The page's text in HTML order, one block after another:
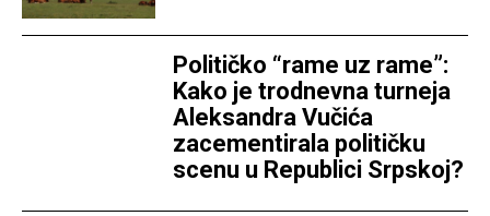
Političko “rame uz rame”:
Kako je trodnevna turneja
Aleksandra Vučića
zacementirala političku
scenu u Republici Srpskoj?